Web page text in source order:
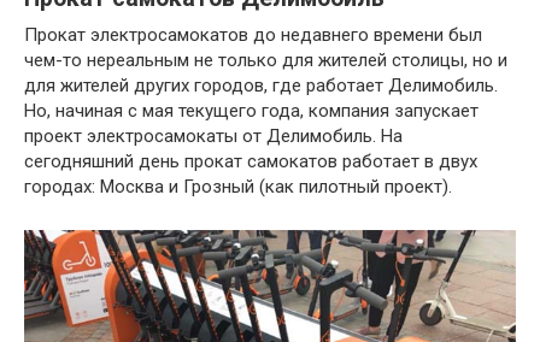
Прокат электросамокатов до недавнего времени был
чем-то нереальным не только для жителей столицы, но и
для жителей других городов, где работает Делимобиль.
Но, начиная с мая текущего года, компания запускает
проект электросамокаты от Делимобиль. На
сегодняшний день прокат самокатов работает в двух
городах: Москва и Грозный (как пилотный проект).